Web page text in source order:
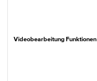
Videobearbeitung Funktionen